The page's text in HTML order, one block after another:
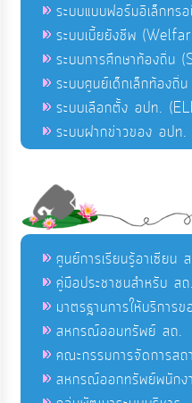
ระบบแบบฟอร์มอิเล็กท
ระบบเบี้ยยังชีพ
ระบบการศึกษาท้องถิ่น
ระบบศูนย์เด็กเล็กท้องถิ่
ระบบเลือกตั้ง อปท.
ระบบฝากข่าวของ อปท.
ศูนย์การเรียนรู้อาเซียน
คู่มือประชาชนสำหรับ สถ.
มาตรฐานการให้บริการ
สหกรณ์ออมทรัพย์ สถ.
คณะกรรมการจัดการส
สหกรณ์ออกทรัพย์พนักง